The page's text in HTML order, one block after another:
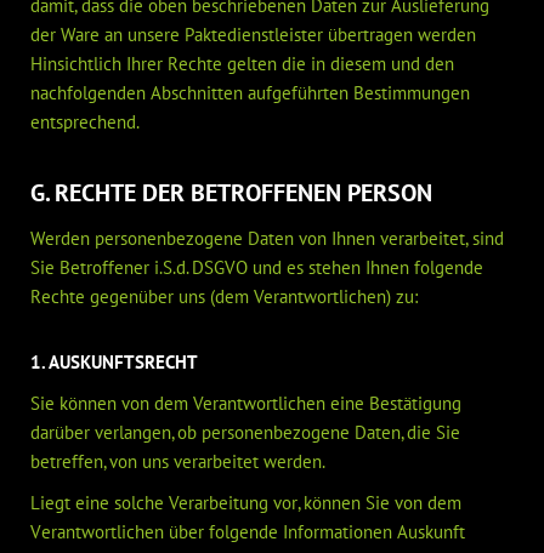
damit, dass die oben beschriebenen Daten zur Auslieferung
der Ware an unsere Paktedienstleister übertragen werden
Hinsichtlich Ihrer Rechte gelten die in diesem und den
nachfolgenden Abschnitten aufgeführten Bestimmungen
entsprechend.
G. RECHTE DER BETROFFENEN PERSON
Werden personenbezogene Daten von Ihnen verarbeitet, sind
Sie Betroffener i.S.d. DSGVO und es stehen Ihnen folgende
Rechte gegenüber uns (dem Verantwortlichen) zu:
1. AUSKUNFTSRECHT
Sie können von dem Verantwortlichen eine Bestätigung
darüber verlangen, ob personenbezogene Daten, die Sie
betreffen, von uns verarbeitet werden.
Liegt eine solche Verarbeitung vor, können Sie von dem
Verantwortlichen über folgende Informationen Auskunft